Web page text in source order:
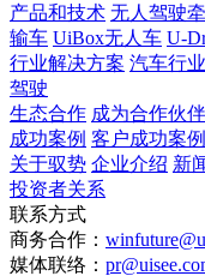
产品和技术 无人驾驶
输车 UiBox无人车 U-
行业解决方案 汽车行
驾驶
生态合作 成为合作伙伴
成功案例 客户成功案例
关于驭势 企业介绍 新
投资者关系
联系方式
商务合作：
媒体联络：